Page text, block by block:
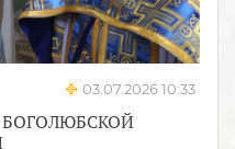
03.07.2026 10:33
БОГОЛЮБСКОЙ